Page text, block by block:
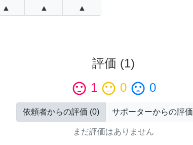
▲ ▲ ▲
評価 (1)
sentiment_satisfied 1 sentiment_neutral 0 sentiment_dissatisfied 0
依頼者からの評価 (0) サポーターからの評価
まだ評価はありません